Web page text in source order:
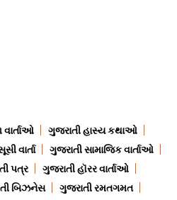
વાર્તાઓ
ગુજરાતી હાસ્ય કથાઓ
વાર્તા
ગુજરાતી સામાજિક વાર્તાઓ
પત્ર
ગુજરાતી હૉરર વાર્તાઓ
બિઝનેસ ગુજરાતી રમતગમત